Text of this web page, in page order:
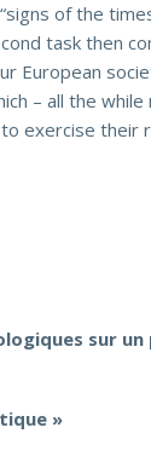
of the
task then
European
– all the
exercise
sur
»